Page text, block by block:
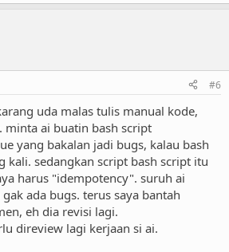
#6
uda malas tulis manual kode,
minta ai buatin bash script
yang bakalan jadi bugs, kalau bash
kali. sedangkan script bash script itu
harus "idempotency". suruh ai
ada bugs. terus saya bantah
eh dia revisi lagi.
direview lagi kerjaan si ai.